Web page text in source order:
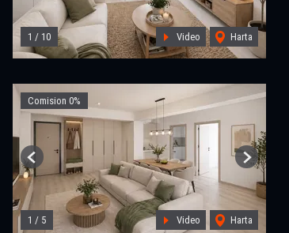
1 / 10 Video Harta
Comision 0%
1 / 5 Video Harta
Previous Next